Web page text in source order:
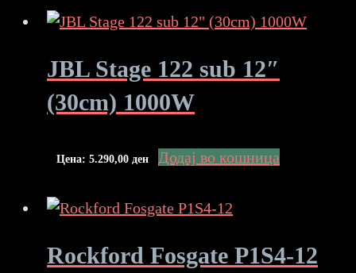
JBL Stage 122 sub 12″
(30cm) 1000W
Цена: 5.290,00 ден Додај во кошница
Rockford Fosgate P1S4-12